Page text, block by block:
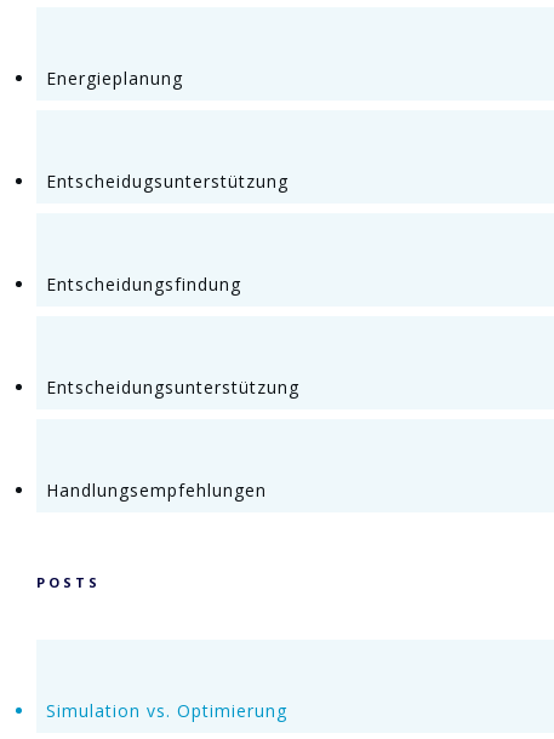
Energieplanung
Entscheidugsunterstützung
Entscheidungsfindung
Entscheidungsunterstützung
Handlungsempfehlungen
POSTS
Simulation vs. Optimierung